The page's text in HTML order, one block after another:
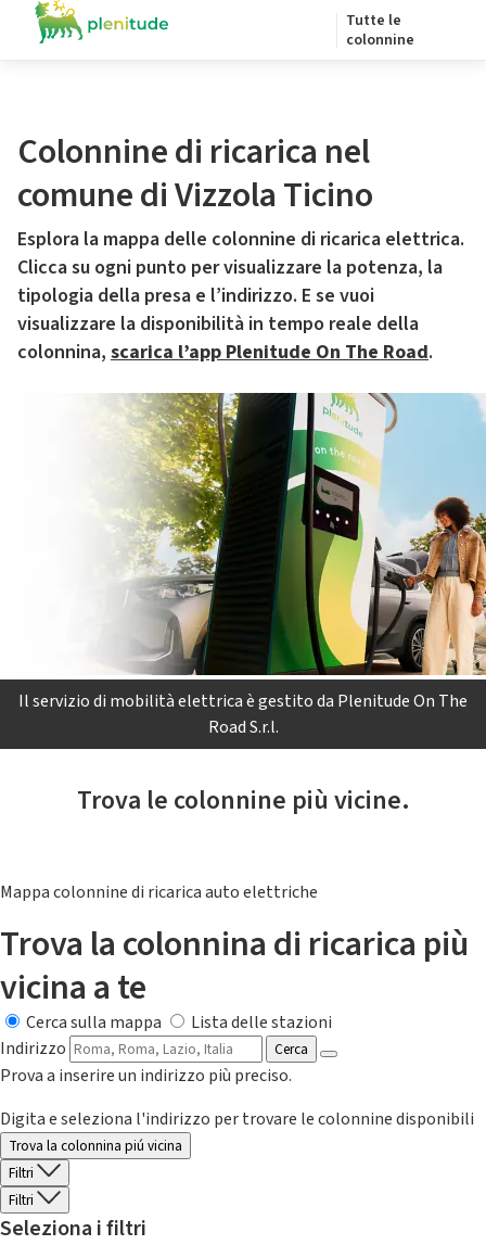
Tutte le
colonnine
Colonnine di ricarica nel
comune di Vizzola Ticino
Esplora la mappa delle colonnine di ricarica elettrica.
Clicca su ogni punto per visualizzare la potenza, la
tipologia della presa e l’indirizzo. E se vuoi
visualizzare la disponibilità in tempo reale della
colonnina, scarica l’app Plenitude On The Road.
Il servizio di mobilità elettrica è gestito da Plenitude On The
Road S.r.l.
Trova le colonnine più vicine.
Mappa colonnine di ricarica auto elettriche
Trova la colonnina di ricarica più
vicina a te
Cerca sulla mappa
Lista delle stazioni
Indirizzo
Cerca
Prova a inserire un indirizzo più preciso.
Digita e seleziona l'indirizzo per trovare le colonnine disponibili
Trova la colonnina piú vicina
Filtri
Filtri
Seleziona i filtri